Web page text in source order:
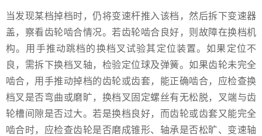
当发现某档掉档时，仍将变速杆推入该档，然后拆下变速器
盖，察看齿轮啮合情况。若齿轮啮合良好，则故障在换档机
构。用手推动跳档的换档叉试验其定位装置。如果定位不
良，需拆下换档叉轴，检验定位球及弹簧。如果齿轮未完全
啮合，用手推动掉档的齿轮或齿套，能正确啮合，应检查换
档叉是否弯曲或磨旷，换档叉固定螺丝有无松脱，叉端与齿
轮槽间隙是否过大。若是换档良好，而齿轮或齿套又能完全
啮合时，应检查齿轮是否磨成锥形、轴承是否松旷、变速轴